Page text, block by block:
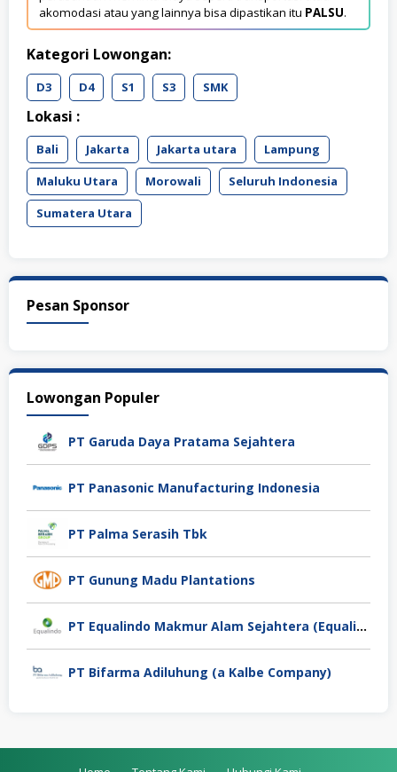
akomodasi atau yang lainnya bisa dipastikan itu PALSU.
Kategori Lowongan:
D3 D4 S1 S3 SMK
Lokasi :
Bali Jakarta Jakarta utara
Lampung
Maluku Utara
Morowali
Seluruh Indonesia
Sumatera Utara
Pesan Sponsor
Lowongan Populer
PT Garuda Daya Pratama Sejahtera
PT Panasonic Manufacturing Indonesia
PT Palma Serasih Tbk
PT Gunung Madu Plantations
PT Equalindo Makmur Alam Sejahtera (Equalindo Group)
PT Bifarma Adiluhung (a Kalbe Company)